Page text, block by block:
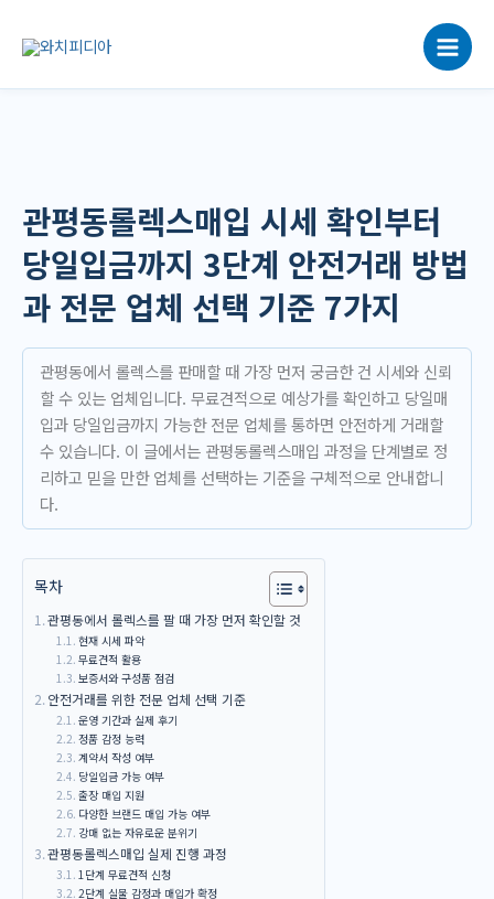
로
관평동롤렉스매입 시세 확인부터
당일입금까지 3단계 안전거래 방법
과 전문 업체 선택 기준 7가지
관평동에서 롤렉스를 판매할 때 가장 먼저 궁금한 건 시세와 신뢰
할 수 있는 업체입니다. 무료견적으로 예상가를 확인하고 당일매
입과 당일입금까지 가능한 전문 업체를 통하면 안전하게 거래할
수 있습니다. 이 글에서는 관평동롤렉스매입 과정을 단계별로 정
리하고 믿을 만한 업체를 선택하는 기준을 구체적으로 안내합니
다.
목차
관평동에서 롤렉스를 팔 때 가장 먼저 확인할 것
현재 시세 파악
무료견적 활용
보증서와 구성품 점검
안전거래를 위한 전문 업체 선택 기준
운영 기간과 실제 후기
정품 감정 능력
계약서 작성 여부
당일입금 가능 여부
출장 매입 지원
다양한 브랜드 매입 가능 여부
강매 없는 자유로운 분위기
관평동롤렉스매입 실제 진행 과정
1단계 무료견적 신청
2단계 실물 감정과 매입가 확정